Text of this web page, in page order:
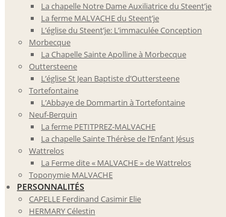
La chapelle Notre Dame Auxiliatrice du Steent’je
La ferme MALVACHE du Steent’je
L’église du Steent’je: L’immaculée Conception
Morbecque
La Chapelle Sainte Apolline à Morbecque
Outtersteene
L’église St Jean Baptiste d’Outtersteene
Tortefontaine
L’Abbaye de Dommartin à Tortefontaine
Neuf-Berquin
La ferme PETITPREZ-MALVACHE
La chapelle Sainte Thérèse de l’Enfant Jésus
Wattrelos
La Ferme dite « MALVACHE » de Wattrelos
Toponymie MALVACHE
PERSONNALITÉS
CAPELLE Ferdinand Casimir Elie
HERMARY Célestin